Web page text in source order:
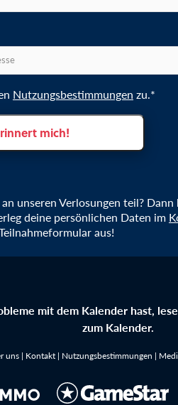
Nutzungsbestimmungen zu.*
mich!
unseren Verlosungen teil?
deine persönlichen Daten im
aus!
mit dem Kalender hast,
zum Kalender.
uns | Kontakt | Nutzungsbestimmungen |